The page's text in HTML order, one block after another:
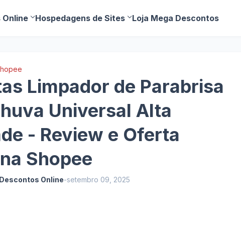
Online Hospedagens de Sites Loja Mega Descontos
Limpador de Parabrisa
Universal Alta
- Review e Oferta
Shopee
Online-setembro 09, 2025